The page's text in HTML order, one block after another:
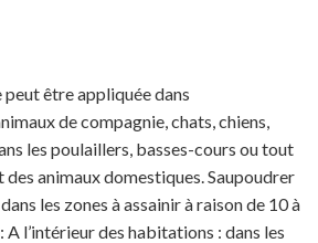
être appliquée dans
de compagnie, chats, chiens,
les poulaillers, basses-cours ou tout
animaux domestiques. Saupoudrer
les zones à assainir à raison de 10 à
l’intérieur des habitations : dans les